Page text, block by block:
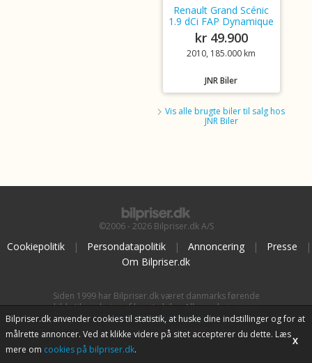
Renault Grand Scénic
1.9 dCi FAP Dynamique
kr 49.900
2010, 185.000 km
JNR Biler
Vis alle brugte biler til salg hos
JNR Biler
©2006 - 2026 Bilpriser.dk A/S
Cookiepolitik | Persondatapolitik | Annoncering | Presse
|
Om Bilpriser.dk
Siden 1999 har Bilpriser.dk været danmarks førende
kilde til vurdering af brugte biler. Alle vurderinger er
baseret påBilpriserPro Prisberegning , bilbranchens
uafhængige værktøj til bilvurdering.
Bilpriser.dk anvender cookies til statistik, at huske dine indstillinger og for at
målrette annoncer. Ved at klikke videre på sitet accepterer du dette. Læs
mere om cookies på bilpriser.dk.
X